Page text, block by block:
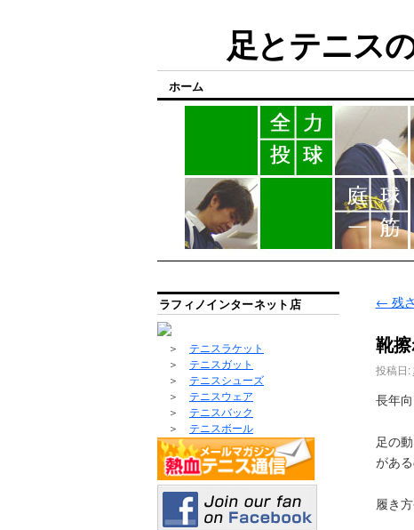
足とテニス
ホーム
← 残
靴
投稿日:
長年
足の
があ
履き
ラフィノインターネット店
＞ テニスラケット
＞ テニスガット
＞ テニスシューズ
＞ テニスウェア
＞ テニスバック
＞ テニスボール